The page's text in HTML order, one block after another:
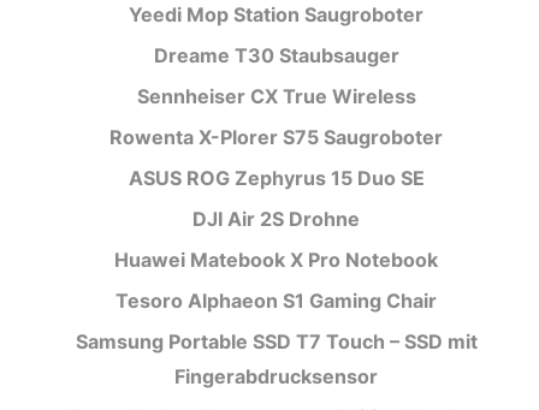
Yeedi Mop Station Saugroboter
Dreame T30 Staubsauger
Sennheiser CX True Wireless
Rowenta X-Plorer S75 Saugroboter
ASUS ROG Zephyrus 15 Duo SE
DJI Air 2S Drohne
Huawei Matebook X Pro Notebook
Tesoro Alphaeon S1 Gaming Chair
Samsung Portable SSD T7 Touch – SSD mit
Fingerabdrucksensor